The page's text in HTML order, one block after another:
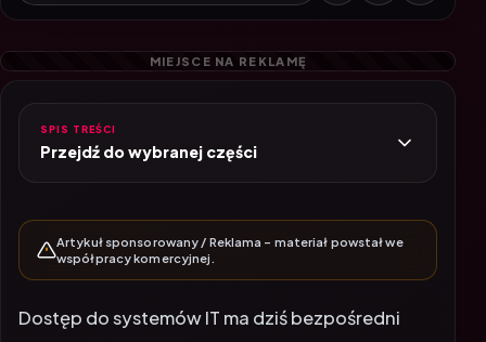
Przejdź do wybranej części
Artykuł sponsorowany / Reklama – materiał powstał we
współpracy komercyjnej.
wpływ na działanie firmy. Gdy przestaje działać